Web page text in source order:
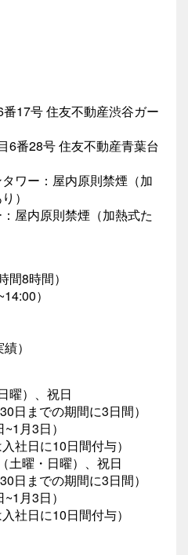
17号 住友不動産渋谷ガー
6番28号 住友不動産青葉台
ワー：屋内原則禁煙（加
）
屋内原則禁煙（加熱式た
8時間）
）
）
曜）、祝日
日までの期間に3日間）
月3日）
社日に10日間付与）
土曜・日曜）、祝日
日までの期間に3日間）
月3日）
社日に10日間付与）